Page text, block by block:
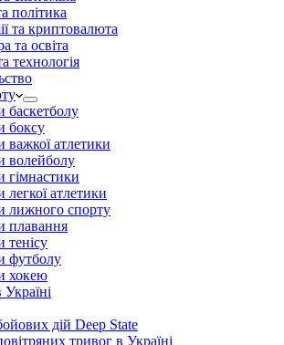
політика
та криптовалюта
та освіта
технологія
баскетболу
боксу
атлетики
волейболу
гімнастики
атлетики
лижного спорту
плавання
футболу
хокею
дій Deep State
тривог в Україні